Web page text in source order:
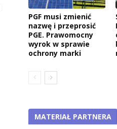
PGF musi zmienić
nazwę i przeprosić
PGE. Prawomocny
wyrok w sprawie
ochrony marki
MATERIAŁ PARTNERA